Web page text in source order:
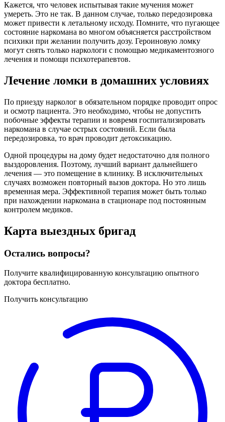
Кажется, что человек испытывая такие мучения может
умереть. Это не так. В данном случае, только передозировка
может привести к летальному исходу. Помните, что пугающее
состояние наркомана во многом объясняется расстройством
психики при желании получить дозу. Героиновую ломку
могут снять только наркологи с помощью медикаментозного
лечения и помощи психотерапевтов.
Лечение ломки в домашних условиях
По приезду нарколог в обязательном порядке проводит опрос
и осмотр пациента. Это необходимо, чтобы не допустить
побочные эффекты терапии и вовремя госпитализировать
наркомана в случае острых состояний. Если была
передозировка, то врач проводит детоксикацию.
Одной процедуры на дому будет недостаточно для полного
выздоровления. Поэтому, лучший вариант дальнейшего
лечения — это помещение в клинику. В исключительных
случаях возможен повторный вызов доктора. Но это лишь
временная мера. Эффективной терапия может быть только
при нахождении наркомана в стационаре под постоянным
контролем медиков.
Карта выездных бригад
Остались вопросы?
Получите квалифицированную консультацию опытного
доктора бесплатно.
Получить консультацию